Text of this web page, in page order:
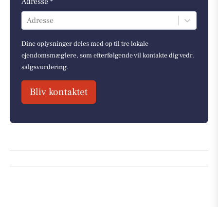
Adresse
Dine oplysninger deles med op til tre lokale
ejendomsmæglere, som efterfølgende vil kontakte dig vedr.
salgsvurdering.
Bliv kontaktet